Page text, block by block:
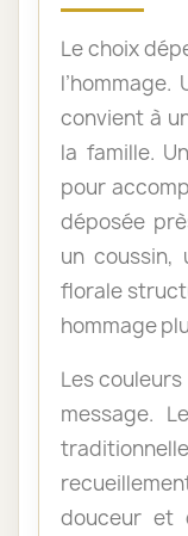
Le choix
convient à
la famille.
pour
déposée
un
florale
hommage
Les
message.
douceur et